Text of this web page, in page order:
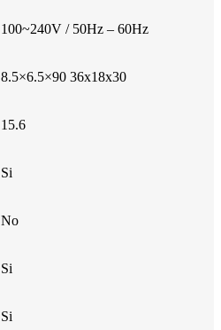
100~240V / 50Hz – 60Hz
8.5×6.5×90 36x18x30
15.6
Si
No
Si
Si